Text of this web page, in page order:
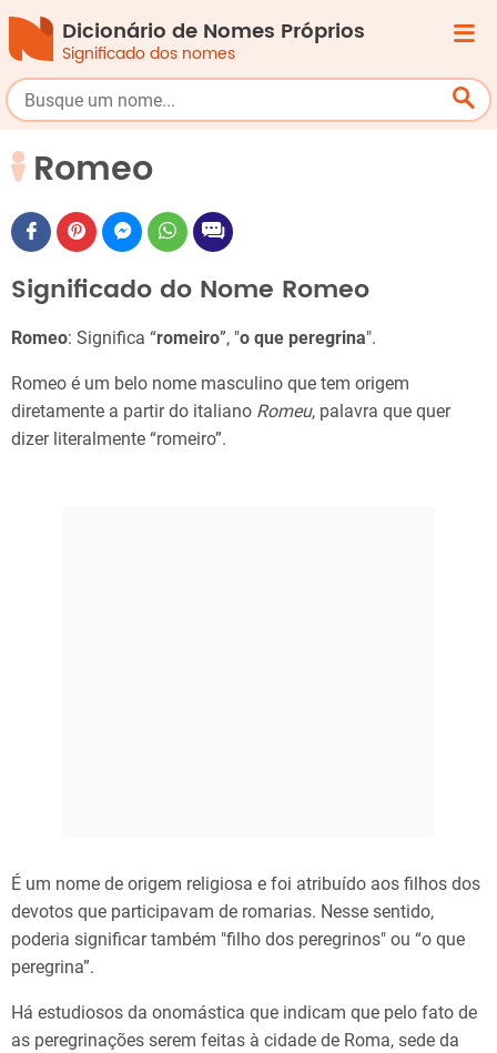
Dicionário de Nomes Próprios
Significado dos nomes
Romeo
Significado do Nome Romeo
Romeo: Significa “romeiro”, "o que peregrina".
Romeo é um belo nome masculino que tem origem
diretamente a partir do italiano Romeu, palavra que quer
dizer literalmente “romeiro”.
É um nome de origem religiosa e foi atribuído aos filhos dos
devotos que participavam de romarias. Nesse sentido,
poderia significar também "filho dos peregrinos" ou “o que
peregrina”.
Há estudiosos da onomástica que indicam que pelo fato de
as peregrinações serem feitas à cidade de Roma, sede da